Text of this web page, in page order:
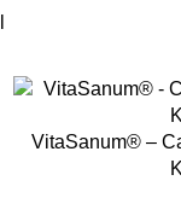
IN DEN WARENKORB
VitaSanum® –